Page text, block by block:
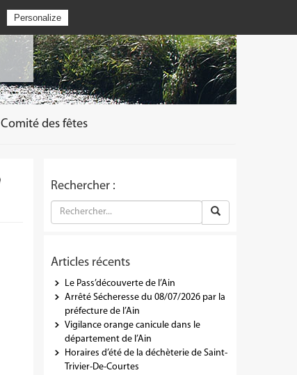
Comité des fêtes
Rechercher :
Articles récents
Le Pass’découverte de l’Ain
Arrêté Sécheresse du 08/07/2026 par la
préfecture de l’Ain
Vigilance orange canicule dans le
département de l’Ain
Horaires d’été de la déchèterie de Saint-
Trivier-De-Courtes
Personalize